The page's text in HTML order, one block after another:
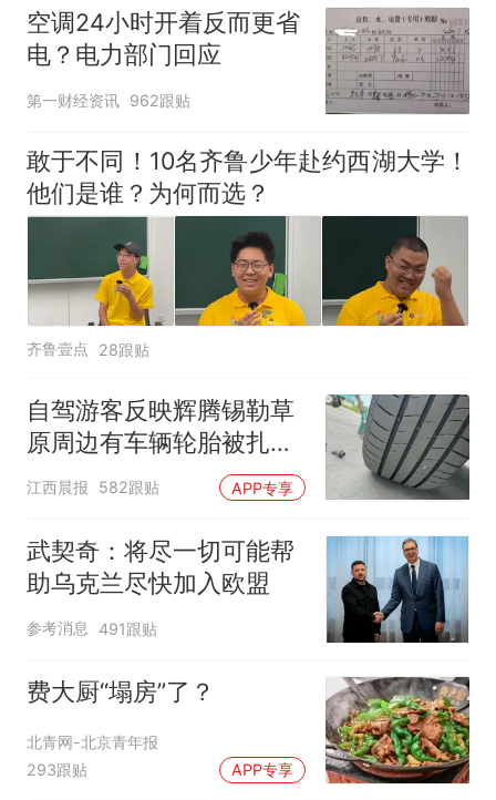
空调24小时开着反而更省
电？电力部门回应
第一财经资讯 962跟贴
敢于不同！10名齐鲁少年赴约西湖大学！
他们是谁？为何而选？
齐鲁壹点 28跟贴
自驾游客反映辉腾锡勒草
原周边有车辆轮胎被扎，
修理店铺换胎价格高达千
元，官方发布情况通报
江西晨报 582跟贴 APP专享
武契奇：将尽一切可能帮
助乌克兰尽快加入欧盟
参考消息 491跟贴
费大厨“塌房”了？
北青网-北京青年报
293跟贴
APP专享